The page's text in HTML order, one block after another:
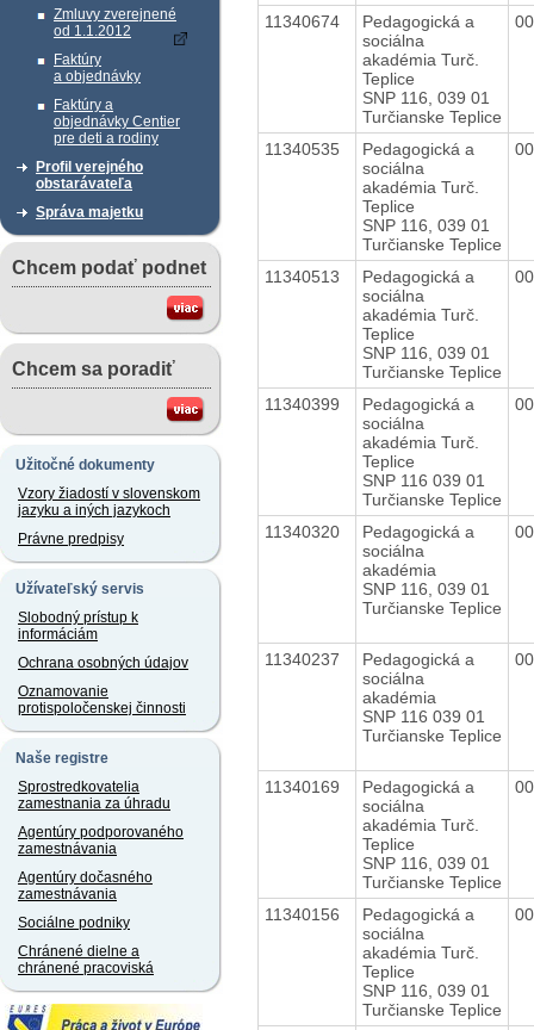
Zmluvy zverejnené
od 1.1.2012
Faktúry
a objednávky
Faktúry a
objednávky Centier
pre deti a rodiny
Profil verejného
obstarávateľa
Správa majetku
Chcem podať podnet
Chcem sa poradiť
Užitočné dokumenty
Vzory žiadostí v slovenskom
jazyku a iných jazykoch
Právne predpisy
Užívateľský servis
Slobodný prístup k
informáciám
Ochrana osobných údajov
Oznamovanie
protispoločenskej činnosti
Naše registre
Sprostredkovatelia
zamestnania za úhradu
Agentúry podporovaného
zamestnávania
Agentúry dočasného
zamestnávania
Sociálne podniky
Chránené dielne a
chránené pracoviská
11340674
Pedagogická a
sociálna
akadémia Turč.
Teplice
SNP 116, 039 01
Turčianske Teplice
11340535
Pedagogická a
sociálna
akadémia Turč.
Teplice
SNP 116, 039 01
Turčianske Teplice
11340513
Pedagogická a
sociálna
akadémia Turč.
Teplice
SNP 116, 039 01
Turčianske Teplice
11340399
Pedagogická a
sociálna
akadémia Turč.
Teplice
SNP 116 039 01
Turčianske Teplice
11340320
Pedagogická a
sociálna
akadémia
SNP 116, 039 01
Turčianske Teplice
11340237
Pedagogická a
sociálna
akadémia
SNP 116 039 01
Turčianske Teplice
11340169
Pedagogická a
sociálna
akadémia Turč.
Teplice
SNP 116, 039 01
Turčianske Teplice
11340156
Pedagogická a
sociálna
akadémia Turč.
Teplice
SNP 116, 039 01
Turčianske Teplice